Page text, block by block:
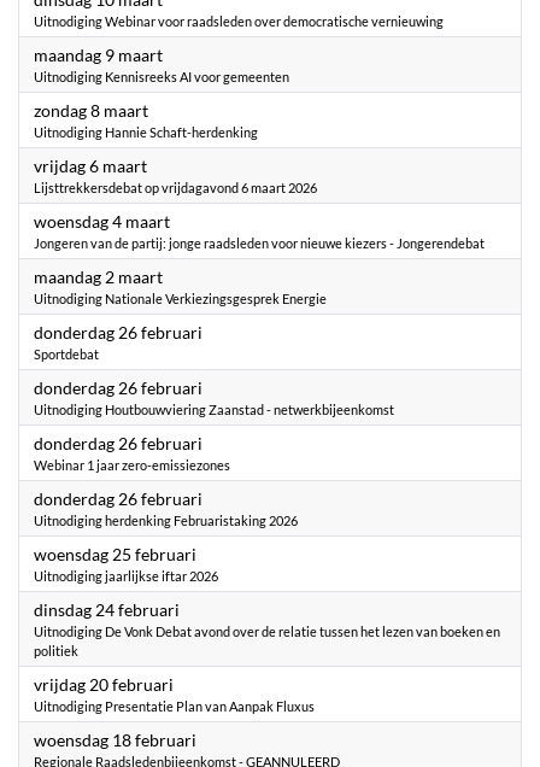
Uitnodiging Webinar voor raadsleden over democratische vernieuwing
maandag 9 maart2026
Uitnodiging Kennisreeks AI voor gemeenten
zondag 8 maart2026
Uitnodiging Hannie Schaft-herdenking
vrijdag 6 maart2026
Lijsttrekkersdebat op vrijdagavond 6 maart 2026
woensdag 4 maart2026
Jongeren van de partij: jonge raadsleden voor nieuwe kiezers - Jongerendebat
maandag 2 maart2026
Uitnodiging Nationale Verkiezingsgesprek Energie
donderdag 26 februari
Sportdebat
donderdag 26 februari
Uitnodiging Houtbouwviering Zaanstad - netwerkbijeenkomst
donderdag 26 februari
Webinar 1 jaar zero-emissiezones
donderdag 26 februari
Uitnodiging herdenking Februaristaking 2026
woensdag 25 februari
Uitnodiging jaarlijkse iftar 2026
dinsdag 24 februari
Uitnodiging De Vonk Debat avond over de relatie tussen het lezen van boeken en
politiek
vrijdag 20 februari
Uitnodiging Presentatie Plan van Aanpak Fluxus
woensdag 18 februari
Regionale Raadsledenbijeenkomst - GEANNULEERD